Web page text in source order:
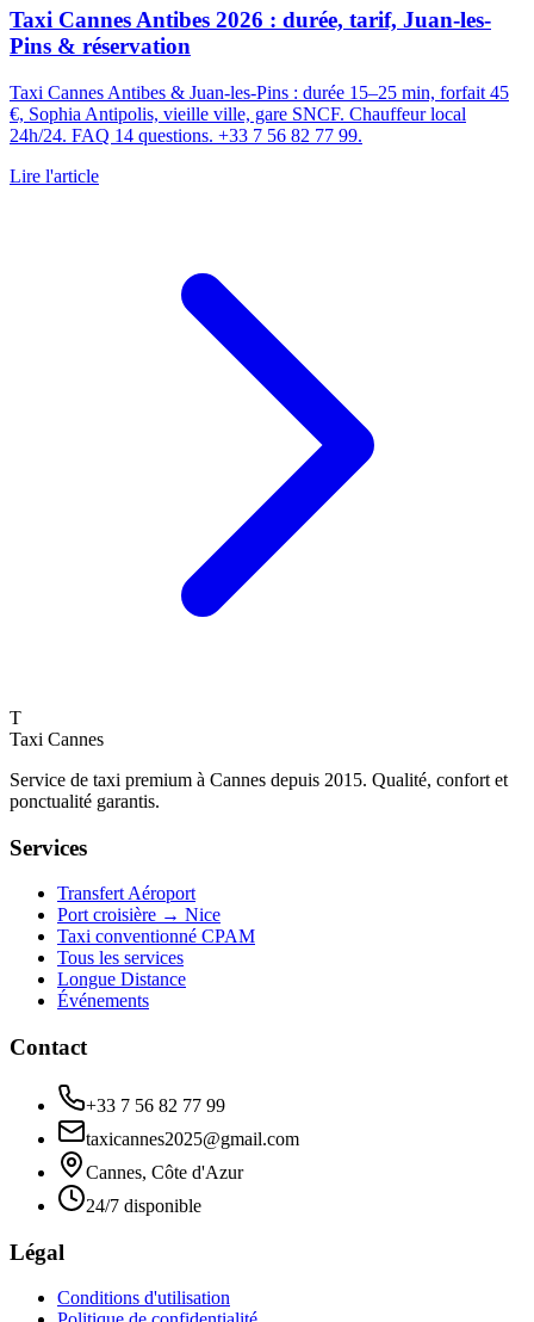
Taxi Cannes Antibes 2026 : durée, tarif, Juan-les-
Pins & réservation
Taxi Cannes Antibes & Juan-les-Pins : durée 15–25 min, forfait 45
€, Sophia Antipolis, vieille ville, gare SNCF. Chauffeur local
24h/24. FAQ 14 questions. +33 7 56 82 77 99.
Lire l'article
T
Taxi Cannes
Service de taxi premium à Cannes depuis 2015. Qualité, confort et
ponctualité garantis.
Services
Transfert Aéroport
Port croisière → Nice
Taxi conventionné CPAM
Tous les services
Longue Distance
Événements
Contact
+33 7 56 82 77 99
taxicannes2025@gmail.com
Cannes, Côte d'Azur
24/7 disponible
Légal
Conditions d'utilisation